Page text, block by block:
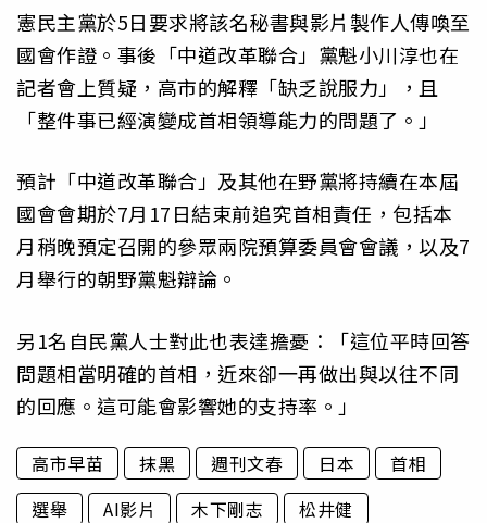
憲民主黨於5日要求將該名秘書與影片製作人傳喚至
國會作證。事後「中道改革聯合」黨魁小川淳也在
記者會上質疑，高市的解釋「缺乏說服力」，且
「整件事已經演變成首相領導能力的問題了。」
預計「中道改革聯合」及其他在野黨將持續在本屆
國會會期於7月17日結束前追究首相責任，包括本
月稍晚預定召開的參眾兩院預算委員會會議，以及7
月舉行的朝野黨魁辯論。
另1名自民黨人士對此也表達擔憂：「這位平時回答
問題相當明確的首相，近來卻一再做出與以往不同
的回應。這可能會影響她的支持率。」
高市早苗 抹黑 週刊文春 日本
首相
選舉
AI影片 木下剛志 松井健